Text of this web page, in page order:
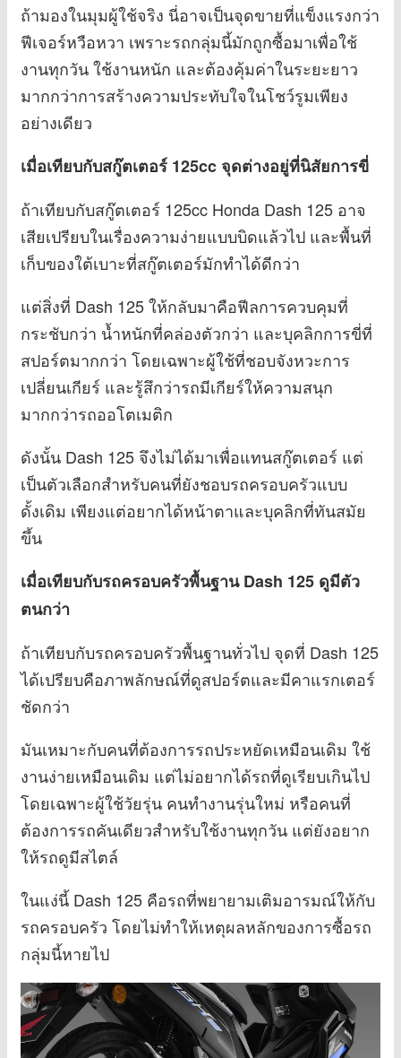
ถ้ามองในมุมผู้ใช้จริง นี่อาจเป็นจุดขายที่แข็งแรงกว่า
ฟีเจอร์หวือหวา เพราะรถกลุ่มนี้มักถูกซื้อมาเพื่อใช้
งานทุกวัน ใช้งานหนัก และต้องคุ้มค่าในระยะยาว
มากกว่าการสร้างความประทับใจในโชว์รูมเพียง
อย่างเดียว
เมื่อเทียบกับสกู๊ตเตอร์ 125cc จุดต่างอยู่ที่นิสัยการขี่
ถ้าเทียบกับสกู๊ตเตอร์ 125cc Honda Dash 125 อาจ
เสียเปรียบในเรื่องความง่ายแบบบิดแล้วไป และพื้นที่
เก็บของใต้เบาะที่สกู๊ตเตอร์มักทำได้ดีกว่า
แต่สิ่งที่ Dash 125 ให้กลับมาคือฟีลการควบคุมที่
กระชับกว่า น้ำหนักที่คล่องตัวกว่า และบุคลิกการขี่ที่
สปอร์ตมากกว่า โดยเฉพาะผู้ใช้ที่ชอบจังหวะการ
เปลี่ยนเกียร์ และรู้สึกว่ารถมีเกียร์ให้ความสนุก
มากกว่ารถออโตเมติก
ดังนั้น Dash 125 จึงไม่ได้มาเพื่อแทนสกู๊ตเตอร์ แต่
เป็นตัวเลือกสำหรับคนที่ยังชอบรถครอบครัวแบบ
ดั้งเดิม เพียงแต่อยากได้หน้าตาและบุคลิกที่ทันสมัย
ขึ้น
เมื่อเทียบกับรถครอบครัวพื้นฐาน Dash 125 ดูมีตัว
ตนกว่า
ถ้าเทียบกับรถครอบครัวพื้นฐานทั่วไป จุดที่ Dash 125
ได้เปรียบคือภาพลักษณ์ที่ดูสปอร์ตและมีคาแรกเตอร์
ชัดกว่า
มันเหมาะกับคนที่ต้องการรถประหยัดเหมือนเดิม ใช้
งานง่ายเหมือนเดิม แต่ไม่อยากได้รถที่ดูเรียบเกินไป
โดยเฉพาะผู้ใช้วัยรุ่น คนทำงานรุ่นใหม่ หรือคนที่
ต้องการรถคันเดียวสำหรับใช้งานทุกวัน แต่ยังอยาก
ให้รถดูมีสไตล์
ในแง่นี้ Dash 125 คือรถที่พยายามเติมอารมณ์ให้กับ
รถครอบครัว โดยไม่ทำให้เหตุผลหลักของการซื้อรถ
กลุ่มนี้หายไป